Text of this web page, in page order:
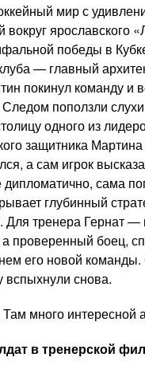
мир с
вокруг ярославского
победы в
— главный
покинул команду и
поползли
одного из
защитника
а сам игрок
дипломатично, сама
глубинный
Для тренера Гернат —
проверенный боец,
его новой
вспыхнули снова.
Там много интересной
в тренерской